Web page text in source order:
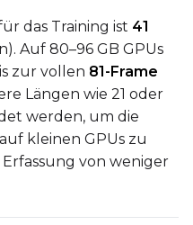
LoRA Scale
das Training ist 41
Auf 80–96 GB GPUs
zur vollen 81-Frame
Längen wie 21 oder
werden, um die
kleinen GPUs zu
von weniger